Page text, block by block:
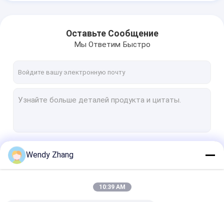
Оставьте Сообщение
Мы Ответим Быстро
Wendy Zhang
10:39 AM